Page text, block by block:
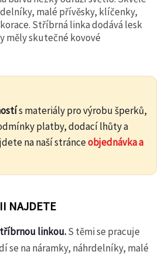
malé přívěsky, klíčenky,
Stříbrná linka dodává lesk
měly skutečné kovové
s materiály pro výrobu šperků,
platby, dodací lhůty a
na naší stránceobjednávka a
NAJDETE
linkou.S těmi se pracuje
se na náramky, náhrdelníky, malé